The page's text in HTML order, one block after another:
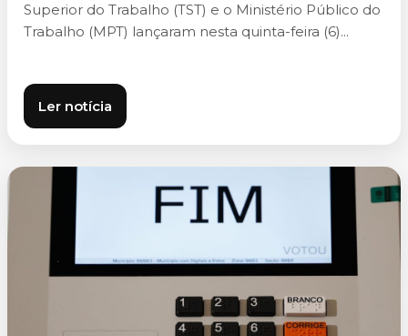
Superior do Trabalho (TST) e o Ministério Público do
Trabalho (MPT) lançaram nesta quinta-feira (6)...
Ler notícia